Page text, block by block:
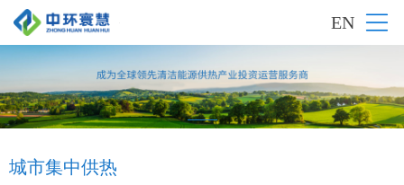
EN
城市集中供热